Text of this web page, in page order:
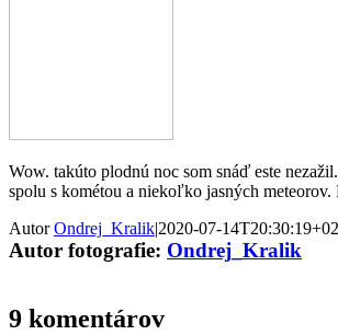
Wow. takúto plodnú noc som snáď este
spolu s kométou a niekoľko jasných
AutorOndrej_Kralik|2020-07-
Autor fotografie: Ondrej_Kralik
9 komentárov